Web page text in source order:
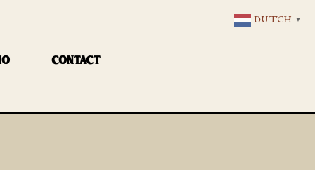
CONTACT
DUTCH ▼